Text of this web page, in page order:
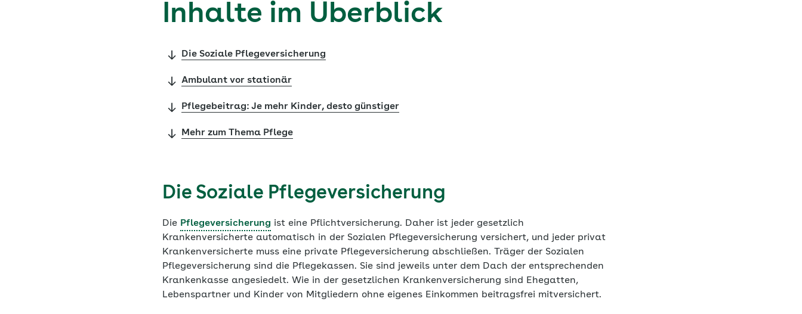
Inhalte im Überblick
Die Soziale Pflegeversicherung
Ambulant vor stationär
Pflegebeitrag: Je mehr Kinder, desto günstiger
Mehr zum Thema Pflege
Die Soziale Pflegeversicherung
Die Pflegeversicherung ist eine Pflichtversicherung. Daher ist jeder gesetzlich
Krankenversicherte automatisch in der Sozialen Pflegeversicherung versichert, und jeder privat
Krankenversicherte muss eine private Pflegeversicherung abschließen. Träger der Sozialen
Pflegeversicherung sind die Pflegekassen. Sie sind jeweils unter dem Dach der entsprechenden
Krankenkasse angesiedelt. Wie in der gesetzlichen Krankenversicherung sind Ehegatten,
Lebenspartner und Kinder von Mitgliedern ohne eigenes Einkommen beitragsfrei mitversichert.